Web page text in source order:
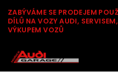
na
obsah
ZABÝVÁME SE PRODEJEM
DÍLŮ NA VOZY AUDI,
VÝKUPEM VOZŮ